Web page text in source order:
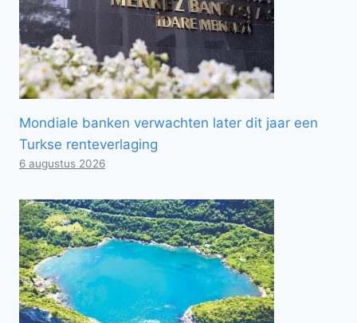
Mondiale banken verwachten later dit jaar een
Turkse renteverlaging
6 augustus 2026